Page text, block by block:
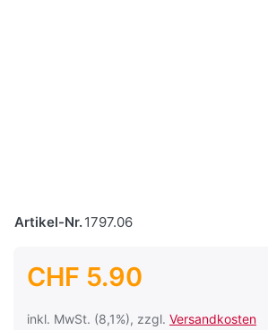
Artikel-Nr.1797.06
CHF 5.90
inkl. MwSt. (8,1%), zzgl. Versandkosten